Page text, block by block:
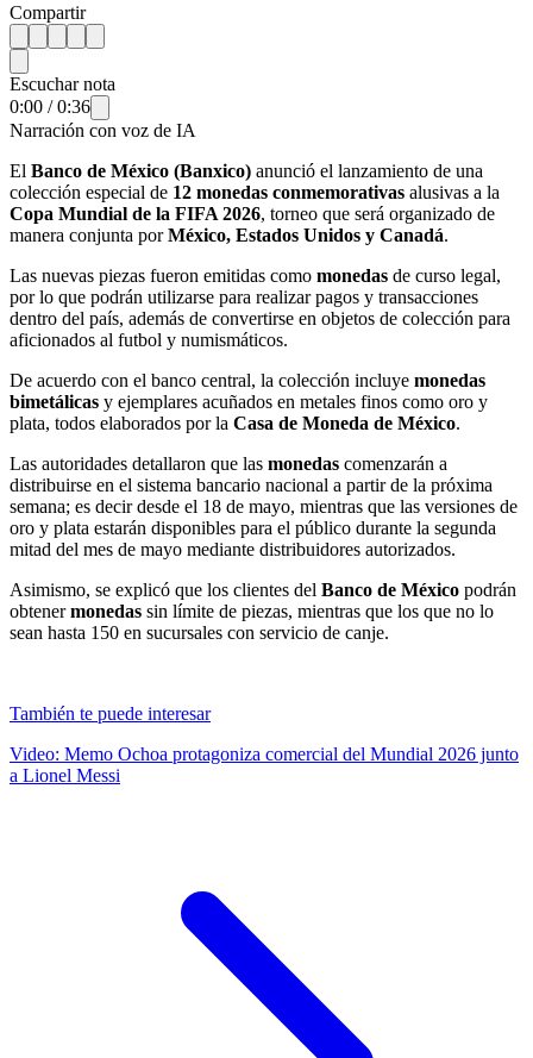
Compartir
Escuchar nota
0:00 /0:36
Narración con voz de IA
El Banco de México (Banxico) anunció el lanzamiento de una
colección especial de 12 monedas conmemorativas alusivas a la
Copa Mundial de la FIFA 2026, torneo que será organizado de
manera conjunta porMéxico, Estados Unidos y Canadá.
Las nuevas piezas fueron emitidas como monedas de curso legal,
por lo que podrán utilizarse para realizar pagos y transacciones
dentro del país, además de convertirse en objetos de colección para
aficionados al futbol y numismáticos.
De acuerdo con el banco central, la colección incluye monedas
bimetálicas y ejemplares acuñados en metales finos como oro y
plata, todos elaborados por la Casa de Moneda de México.
Las autoridades detallaron que las monedas comenzarán a
distribuirse en el sistema bancario nacional a partir de la próxima
semana; es decir desde el 18 de mayo, mientras que las versiones de
oro y plata estarán disponibles para el público durante la segunda
mitad del mes de mayo mediante distribuidores autorizados.
Asimismo, se explicó que los clientes del Banco de México podrán
obtenermonedas sin límite de piezas, mientras que los que no lo
sean hasta 150 en sucursales con servicio de canje.
También te puede interesar
Video: Memo Ochoa protagoniza comercial del Mundial 2026 junto
a Lionel Messi